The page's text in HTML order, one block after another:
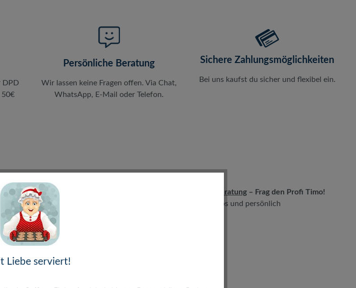
DPD
50€
Persönliche Beratung
Wir lassen keine Fragen offen. Via Chat,
WhatsApp, E-Mail oder Telefon.
Sichere Zahlungsmöglichkeiten
Bei uns kaufst du sicher und flexibel ein.
bit 4:4:4)
LIVE-Beratung – Frag den Profi Timo!
kostenlos und persönlich
Liebe serviert!